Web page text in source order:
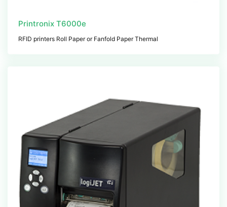
Printronix T6000e
RFID printers Roll Paper or Fanfold Paper Thermal